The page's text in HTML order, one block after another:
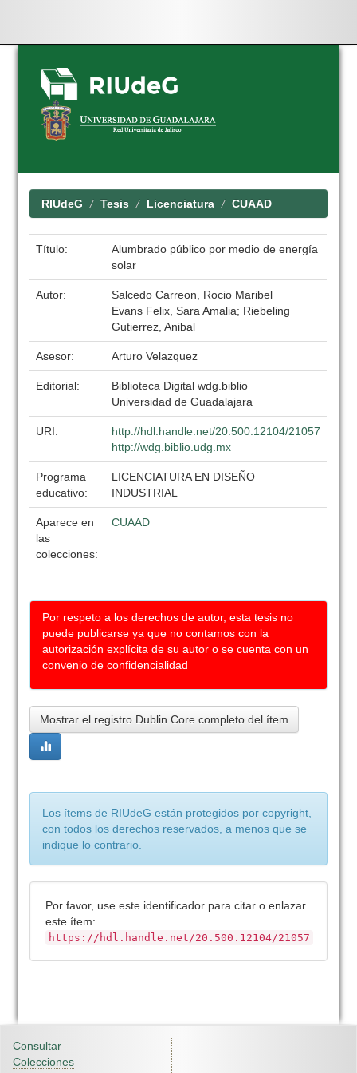
Skip
navigation
RIUdeG Tesis Licenciatura CUAAD
Título:
Alumbrado público por medio de energía
solar
Autor:
Salcedo Carreon, Rocio Maribel
Evans Felix, Sara Amalia; Riebeling
Gutierrez, Anibal
Asesor: Arturo Velazquez
Editorial:
Biblioteca Digital wdg.biblio
Universidad de Guadalajara
URI:
http://hdl.handle.net/20.500.12104/21057
http://wdg.biblio.udg.mx
Programa
educativo:
LICENCIATURA EN DISEÑO
INDUSTRIAL
Aparece en
las
colecciones:
CUAAD
Por respeto a los derechos de autor, esta tesis no
puede publicarse ya que no contamos con la
autorización explícita de su autor o se cuenta con un
convenio de confidencialidad
Mostrar el registro Dublin Core completo del ítem
Los ítems de RIUdeG están protegidos por copyright,
con todos los derechos reservados, a menos que se
indique lo contrario.
Por favor, use este identificador para citar o enlazar
este ítem:
https://hdl.handle.net/20.500.12104/21057
Consultar
Colecciones